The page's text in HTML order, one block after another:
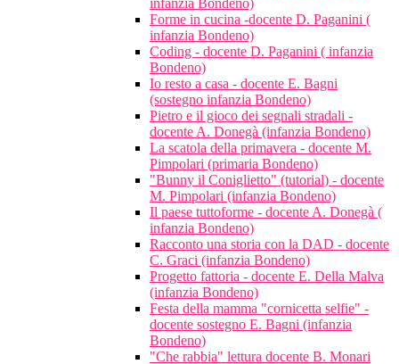
infanzia Bondeno)
Forme in cucina -docente D. Paganini (
infanzia Bondeno)
Coding - docente D. Paganini ( infanzia
Bondeno)
Io resto a casa - docente E. Bagni
(sostegno infanzia Bondeno)
Pietro e il gioco dei segnali stradali -
docente A. Donegà (infanzia Bondeno)
La scatola della primavera - docente M.
Pimpolari (primaria Bondeno)
"Bunny il Coniglietto" (tutorial) - docente
M. Pimpolari (infanzia Bondeno)
Il paese tuttoforme - docente A. Donegà (
infanzia Bondeno)
Racconto una storia con la DAD - docente
C. Graci (infanzia Bondeno)
Progetto fattoria - docente E. Della Malva
(infanzia Bondeno)
Festa della mamma "cornicetta selfie" -
docente sostegno E. Bagni (infanzia
Bondeno)
"Che rabbia" lettura docente B. Monari